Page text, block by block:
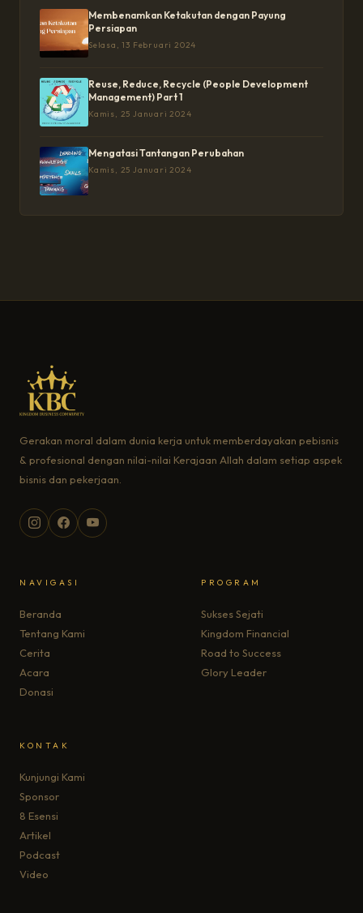
Membenamkan Ketakutan dengan Payung
Persiapan
Selasa, 13 Februari 2024
Reuse, Reduce, Recycle (People Development
Management) Part 1
Kamis, 25 Januari 2024
Mengatasi Tantangan Perubahan
Kamis, 25 Januari 2024
Gerakan moral dalam dunia kerja untuk memberdayakan pebisnis
& profesional dengan nilai-nilai Kerajaan Allah dalam setiap aspek
bisnis dan pekerjaan.
NAVIGASI
Beranda
Tentang Kami
Cerita
Acara
Donasi
PROGRAM
Sukses Sejati
Kingdom Financial
Road to Success
Glory Leader
KONTAK
Kunjungi Kami
Sponsor
8 Esensi
Artikel
Podcast
Video